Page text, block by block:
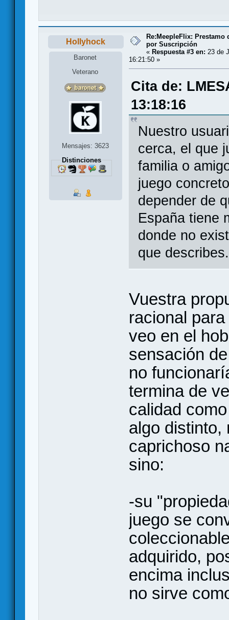
Hollyhock
Baronet
Veterano
Mensajes: 3623
Distinciones
Re:MeepleFlix: Prestamo
por Suscripción
« Respuesta #3 en: 23 de
16:21:50 »
Cita de:
13:18:16
Nuestro
cerca, el que
familia o
juego
depender de
España tiene
donde no
que describes.
Vuestra
racional
veo en el
sensación
no
termina de
calidad
algo distinto,
caprichoso
sino:
-su
juego se
adquirido,
encima
no sirve